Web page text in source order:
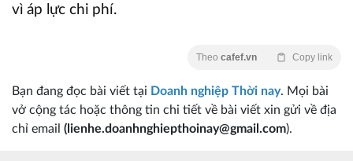
vì áp lực chi phí.
Theo cafef.vn Copy link
Bạn đang đọc bài viết tại Doanh nghiệp Thời nay. Mọi bài
vở cộng tác hoặc thông tin chi tiết về bài viết xin gửi về địa
chỉ email (lienhe.doanhnghiepthoinay@gmail.com).